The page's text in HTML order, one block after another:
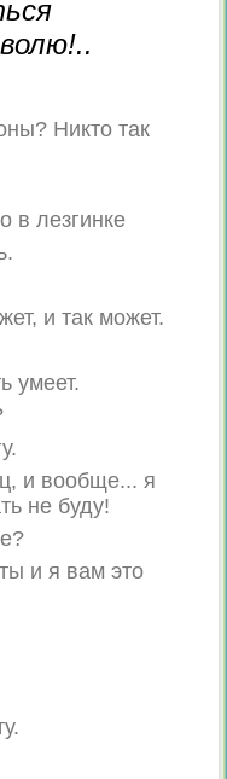
Никто так
в лезгинке
и так может.
умеет.
и вообще... я
не буду!
и я вам это